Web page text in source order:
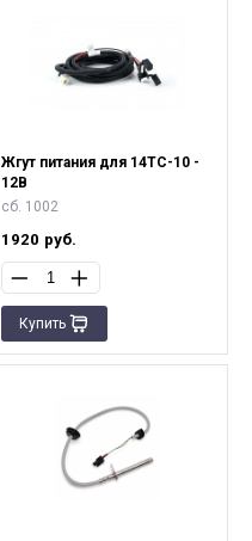
Жгут питания для 14ТС-10 -
12В
сб. 1002
1920 руб.
Купить